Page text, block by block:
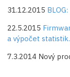
31.12.2015
22.5.2015
a výpočet statistik.
7.3.2014 Nový